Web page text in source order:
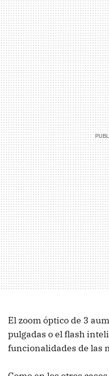
El zoom óptico de 3
pulgadas o el flash
funcionalidades de las